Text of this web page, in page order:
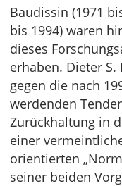
Baudissin (1971
bis 1994) waren
dieses
erhaben. Dieter S.
gegen die nach
werdenden
Zurückhaltung in
einer
orientierten
seiner beiden